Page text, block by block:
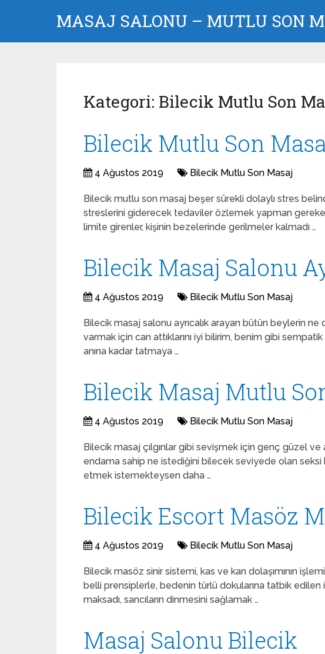
MASAJ SALONU – MUTLU SON
Kategori: Bilecik Mutlu Son
Bilecik Mutlu Son
4 Ağustos 2019 Bilecik Mutlu Son Masaj
Bilecik mutlu son masaj beşer sürekli dolaylı stres
streslerini giderecek tedaviler özlemek yapman
limite girenler, kişinin bezelerinde gerilmeler kalmadı …
Bilecik Masaj Salonu
4 Ağustos 2019 Bilecik Mutlu Son Masaj
Bilecik masaj salonu ayrıcalık arayan bütün beylerin
varmak için can attıklarını iyi bilirim, benim gibi
anına kadar tatmaya …
Bilecik Masaj Mutlu
4 Ağustos 2019 Bilecik Mutlu Son Masaj
Bilecik masaj çılgınlar gibi sevişmek için genç güzel ve
endama sahip ne istediğini bilecek seviyede olan seksi
etmek istemekteysen daha …
Bilecik Escort Masöz
4 Ağustos 2019 Bilecik Mutlu Son Masaj
Bilecik masöz sinir sistemi, kas ve kan dolaşımının
belli prensiplerle, bedenin türlü dokularına tatbik edilen
maksadı, sancıların dinmesini sağlamak …
Masaj Salonu Bilecik